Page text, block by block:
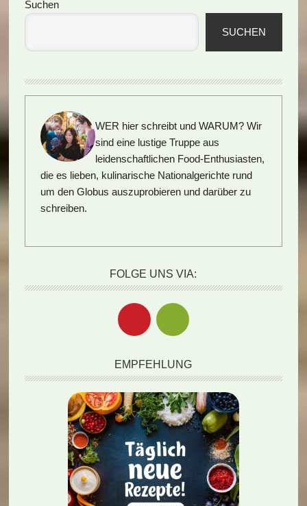
Seitenspalte
Suchen
SUCHEN
WER hier schreibt und WARUM? Wir
sind eine lustige Truppe aus
leidenschaftlichen Food-Enthusiasten,
die es lieben, kulinarische Nationalgerichte rund
um den Globus auszuprobieren und darüber zu
schreiben.
FOLGE UNS VIA:
EMPFEHLUNG